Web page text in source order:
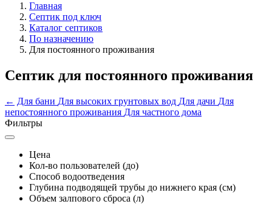
Главная
Септик под ключ
Каталог септиков
По назначению
Для постоянного проживания
Септик для постоянного проживания
← Для бани Для высоких грунтовых вод Для дачи Для
непостоянного проживания Для частного дома
Фильтры
Цена
Кол-во пользователей (до)
Способ водоотведения
Глубина подводящей трубы до нижнего края (см)
Объем залпового сброса (л)